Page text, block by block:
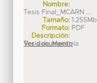
Nombre:
Tesis Final_MCARN ...
Tamaño: 1.255Mb
Formato: PDF
Descripción:
Tesis de Maestría
Ver documento